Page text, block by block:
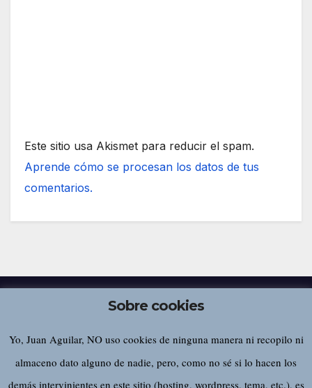
Este sitio usa Akismet para reducir el spam.
Aprende cómo se procesan los datos de tus
comentarios.
Juan Aguilar
Sobre cookies
Yo, Juan Aguilar, NO uso cookies de ninguna manera ni recopilo ni
almaceno dato alguno de nadie, pero, como no sé si lo hacen los
demás intervinientes en este sitio (hosting, wordpress, tema, etc.), es